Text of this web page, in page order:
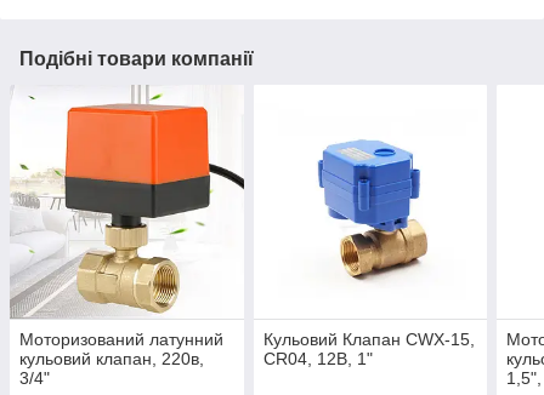
Подібні товари компанії
Моторизований латунний
кульовий клапан, 220в,
3/4"
Кульовий Клапан CWX-15,
CR04, 12В, 1"